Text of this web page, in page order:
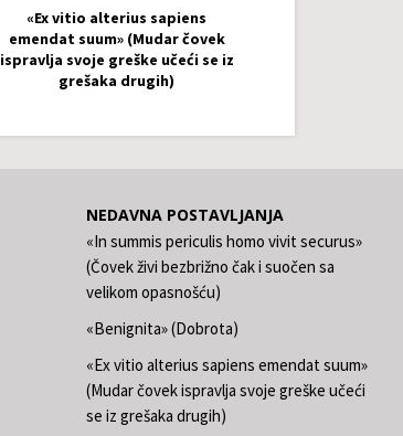
«Ex vitio alterius sapiens
emendat suum» (Mudar čovek
ispravlja svoje greške učeći se iz
grešaka drugih)
NEDAVNA POSTAVLJANJA
«In summis periculis homo vivit securus»
(Čovek živi bezbrižno čak i suočen sa
velikom opasnošću)
«Benignita» (Dobrota)
«Ex vitio alterius sapiens emendat suum»
(Mudar čovek ispravlja svoje greške učeći
se iz grešaka drugih)